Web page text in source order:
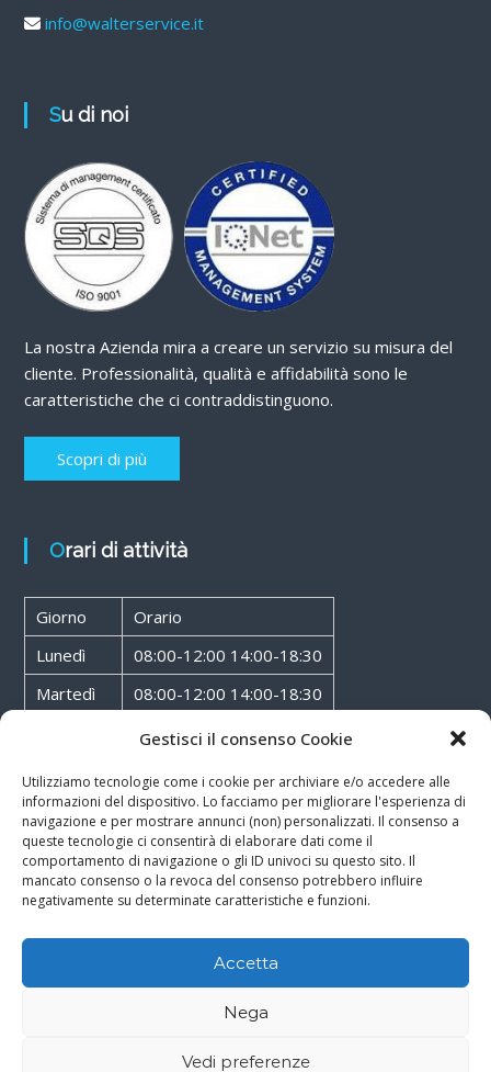
Gestisci il consenso Cookie
Utilizziamo tecnologie come i cookie per archiviare e/o accedere alle
informazioni del dispositivo. Lo facciamo per migliorare l'esperienza di
navigazione e per mostrare annunci (non) personalizzati. Il consenso a
queste tecnologie ci consentirà di elaborare dati come il
comportamento di navigazione o gli ID univoci su questo sito. Il
mancato consenso o la revoca del consenso potrebbero influire
negativamente su determinate caratteristiche e funzioni.
Accetta
Nega
Vedi preferenze
info@walterservice.it
Su di noi
La nostra Azienda mira a creare un servizio su misura del
cliente. Professionalità, qualità e affidabilità sono le
caratteristiche che ci contraddistinguono.
Scopri di più
Orari di attività
Giorno
Orario
Lunedì
08:00-12:00 14:00-18:30
Martedì
08:00-12:00 14:00-18:30
08:00-12:00 14:00-18:30
Giovedì
08:00-12:00 14:00-18:30
Venerdì
08:00-12:00 14:00-18:30
Sabato
08:00-12:00
Rossoxweb